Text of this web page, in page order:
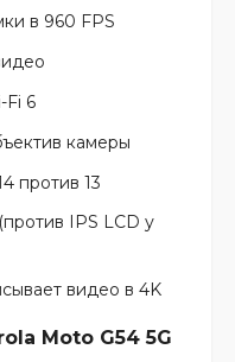
в 960 FPS
Fi 6
камеры
против 13
IPS LCD у
видео в 4K
Moto G54 5G